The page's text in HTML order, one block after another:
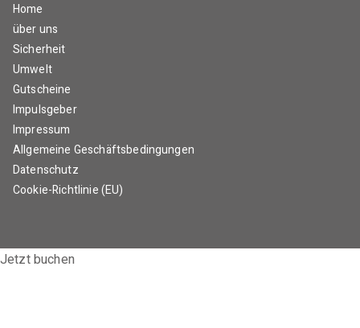
Home
über uns
Sicherheit
Umwelt
Gutscheine
Impulsgeber
Impressum
Allgemeine Geschäftsbedingungen
Datenschutz
Cookie-Richtlinie (EU)
Jetzt buchen